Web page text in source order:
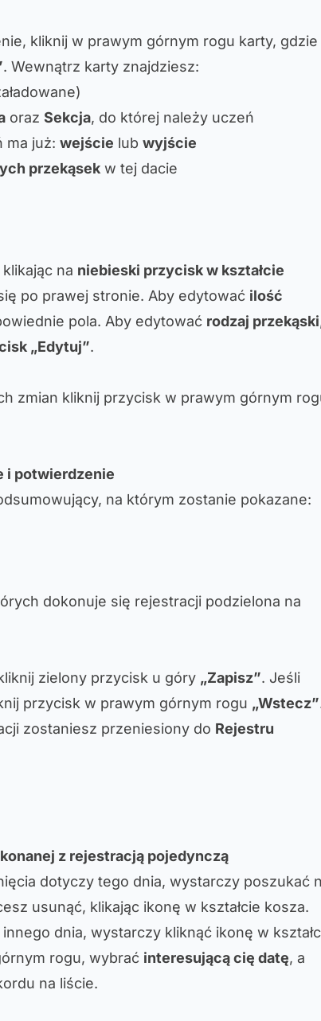
kliknij w prawym górnym rogu karty, gdzie
. Wewnątrz karty znajdziesz:
oraz Sekcja, do której należy uczeń
ma już: wejście lub wyjście
przekąsek w tej dacie
na niebieski przycisk w kształcie
po prawej stronie. Aby edytować ilość
pola. Aby edytować rodzaj przekąski
„Edytuj”.
zmian kliknij przycisk w prawym górnym
i potwierdzenie
na którym zostanie pokazane:
dokonuje się rejestracji podzielona na
zielony przycisk u góry „Zapisz”. Jeśli
przycisk w prawym górnym rogu „Wstecz”
zostaniesz przeniesiony do Rejestru
z rejestracją pojedynczą
dotyczy tego dnia, wystarczy poszukać
usunąć, klikając ikonę w kształcie kosza.
dnia, wystarczy kliknąć ikonę w
rogu, wybrać interesującą cię datę, a
na liście.